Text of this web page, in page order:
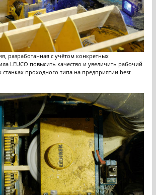
разработанная с учётом конкретных
LEUCO повысить качество и увеличить рабочий
проходного типа на предприятии best